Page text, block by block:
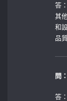
答
其
和
品
問
答